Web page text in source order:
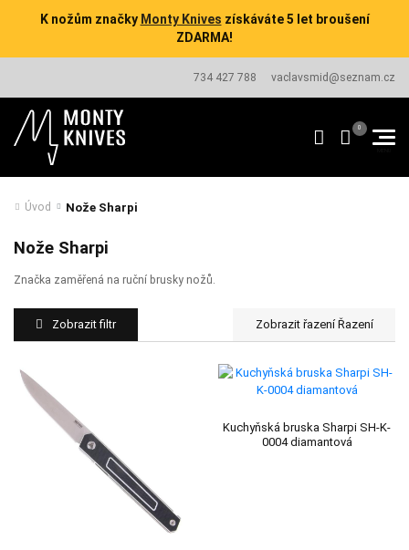
K nožům značky Monty Knives získáváte 5 let broušení
ZDARMA!
734 427 788 vaclavsmid@seznam.cz
Úvod Nože Sharpi
Nože Sharpi
Značka zaměřená na ruční brusky nožů.
Zobrazit filtr Řazení
Kuchyňská bruska Sharpi SH-K-
0004 diamantová